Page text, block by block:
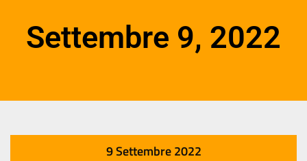
Settembre 9, 2022
9 Settembre 2022